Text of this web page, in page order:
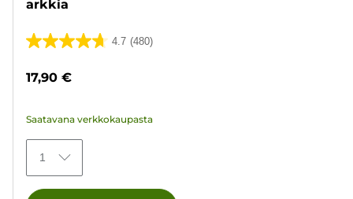
arkkia
4.7 (480)
4.7/5
480
17,90 €
Saatavana verkkokaupasta
1